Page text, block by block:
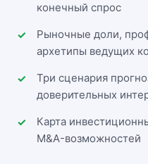
конечный спрос
Рыночные доли,
архетипы ведущих
Три сценария
доверительных
Карта
M&A-возможностей